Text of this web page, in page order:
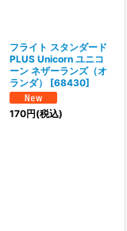
フライト スタンダード
PLUS Unicorn ユニコ
ーン ネザーランズ（オ
ランダ）
[68430]
170円(税込)